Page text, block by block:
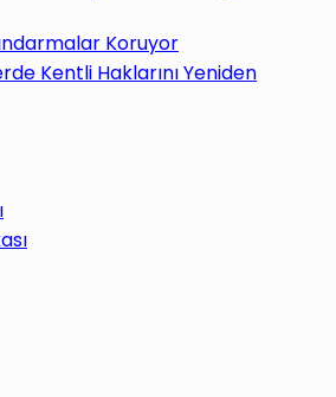
Koruyor
Kentli Haklarını Yeniden